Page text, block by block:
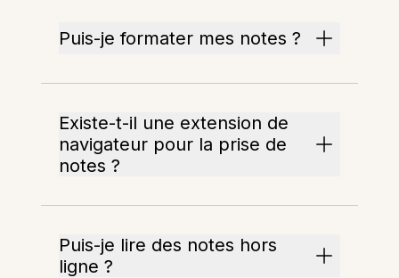
Puis-je formater mes notes ?
Existe-t-il une extension de
navigateur pour la prise de
notes ?
Puis-je lire des notes hors
ligne ?